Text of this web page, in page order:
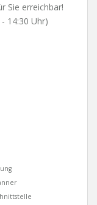
Sie erreichbar!
14:30 Uhr)